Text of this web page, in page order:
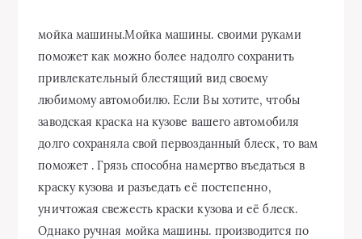
мойка машины.Мойка машины. своими руками
поможет как можно более надолго сохранить
привлекательный блестящий вид своему
любимому автомобилю. Если Вы хотите, чтобы
заводская краска на кузове вашего автомобиля
долго сохраняла свой первозданный блеск, то вам
поможет . Грязь способна намертво въедаться в
краску кузова и разъедать её постепенно,
уничтожая свежесть краски кузова и её блеск.
Однако ручная мойка машины. производится по